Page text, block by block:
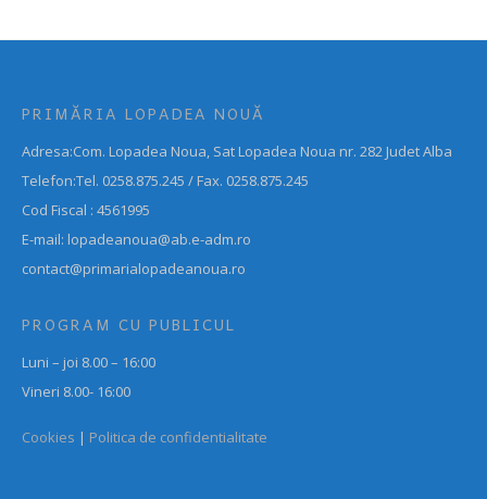
PRIMĂRIA LOPADEA NOUĂ
Adresa:Com. Lopadea Noua, Sat Lopadea Noua nr. 282 Judet Alba
Telefon:Tel. 0258.875.245 / Fax. 0258.875.245
Cod Fiscal : 4561995
E-mail: lopadeanoua@ab.e-adm.ro
contact@primarialopadeanoua.ro
PROGRAM CU PUBLICUL
Luni – joi 8.00 – 16:00
Vineri 8.00- 16:00
Cookies | Politica de confidentialitate